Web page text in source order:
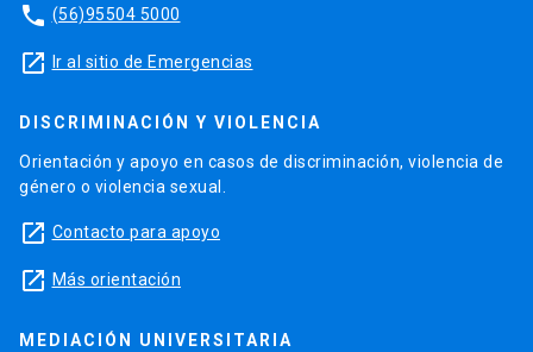
phone (56)95504 5000
launch Ir al sitio de Emergencias
DISCRIMINACIÓN Y VIOLENCIA
Orientación y apoyo en casos de discriminación, violencia de
género o violencia sexual.
launch Contacto para apoyo
launch Más orientación
MEDIACIÓN UNIVERSITARIA